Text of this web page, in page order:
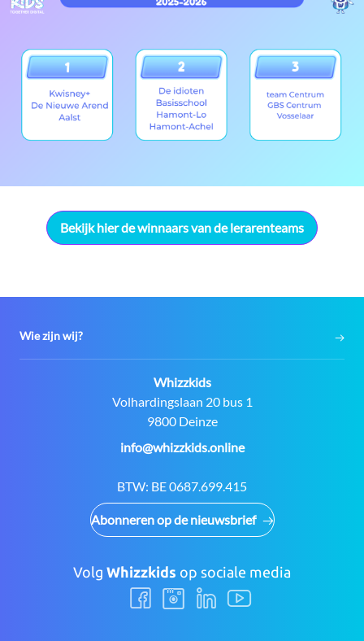
Bekijk hier de winnaars van de lerarenteams
Wie zijn wij?
Contact:
Whizzkids
Adres:
Volhardingslaan 20 bus 1
9800 Deinze
E-
info@whizzkids.online
BTW: BE 0687.699.415
Abonneren op de nieuwsbrief
Volg Whizzkids op sociale media
Volg
ons
Volg
ons
Volg
ons
Volg
ons